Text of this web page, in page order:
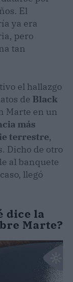
El
ya era
pero
tan
el hallazgo
de Black
Marte en un
más
terrestre,
Dicho de otro
al banquete
llegó
dice la
Marte?